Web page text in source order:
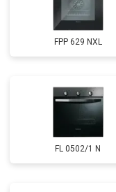
FPP 629 NXL
FL 0502/1 N